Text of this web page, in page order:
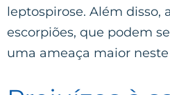
leptospirose. Além disso,
escorpiões, que podem
uma ameaça maior